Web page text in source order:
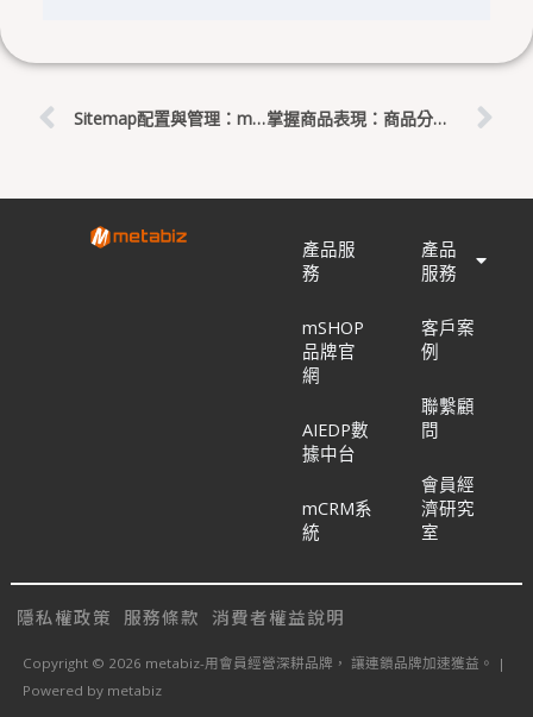
Sitemap配置與管理：mShop SEO工具使用教學 掌握商品表現：商品分析功能操作指南
產品服
務
mSHOP
品牌官
網
AIEDP數
據中台
mCRM系
統
產品
服務
客戶案
例
聯繫顧
問
會員經
濟研究
室
Copyright © 2026 metabiz-用會員經營深耕品牌， 讓連鎖品牌加速獲益。 |
Powered by metabiz
隱私權政策 服務條款 消費者權益說明